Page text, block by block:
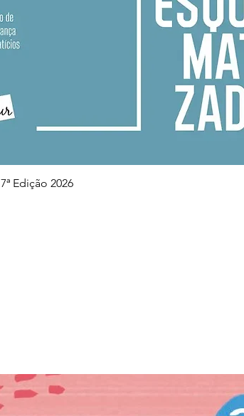
Visualização rápida
Edição 2026